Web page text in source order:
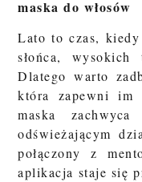
maska do włosów
Lato to czas, kiedy
słońca,
Dlatego warto
która zapewni im
maska
odświeżającym
połączony z
aplikacja staje się